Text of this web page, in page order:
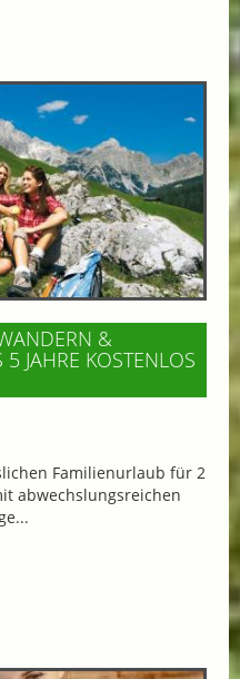
&
JAHRE KOSTENLOS
Familienurlaub für 2
abwechslungsreichen